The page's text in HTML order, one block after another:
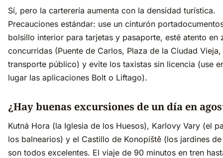
Sí, pero la carterería aumenta con la densidad turística.
Precauciones estándar: use un cinturón
bolsillo interior para tarjetas y pasaporte, esté atento en
concurridas (Puente de Carlos, Plaza de la Ciudad Vieja,
transporte público) y evite los taxistas sin licencia (use
lugar las aplicaciones Bolt o Liftago).
¿Hay buenas excursiones de un día en
Kutná Hora (la Iglesia de los Huesos), Karlovy Vary (el
los balnearios) y el Castillo de Konopiště (los jardines
son todos excelentes. El viaje de 90 minutos en tren